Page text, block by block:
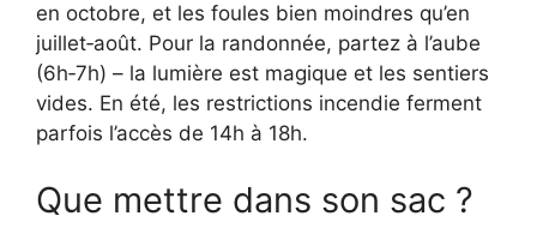
en octobre, et les foules bien moindres qu’en
juillet‑août. Pour la randonnée, partez à l’aube
(6h‑7h) – la lumière est magique et les sentiers
vides. En été, les restrictions incendie ferment
parfois l’accès de 14h à 18h.
Que mettre dans son sac ?